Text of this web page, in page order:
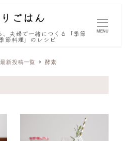
夫婦で一緒につくる「季節
節料理」のレシピ
MENU
最新投稿一覧 酵素